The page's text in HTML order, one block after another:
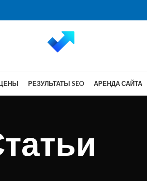
РЕЗУЛЬТАТЫ SEO АРЕНДА САЙТА